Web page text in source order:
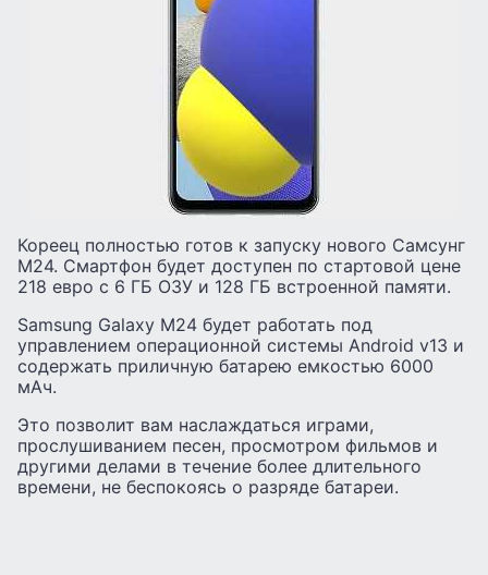
Кореец полностью готов к запуску нового Самсунг
М24. Смартфон будет доступен по стартовой цене
218 евро с 6 ГБ ОЗУ и 128 ГБ встроенной памяти.
Samsung Galaxy M24 будет работать под
управлением операционной системы Android v13 и
содержать приличную батарею емкостью 6000
мАч.
Это позволит вам наслаждаться играми,
прослушиванием песен, просмотром фильмов и
другими делами в течение более длительного
времени, не беспокоясь о разряде батареи.